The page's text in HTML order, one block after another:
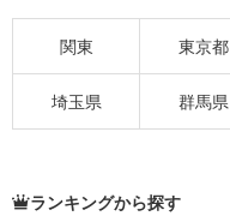
関東 東京都
埼玉県 群馬県
ランキングから探す